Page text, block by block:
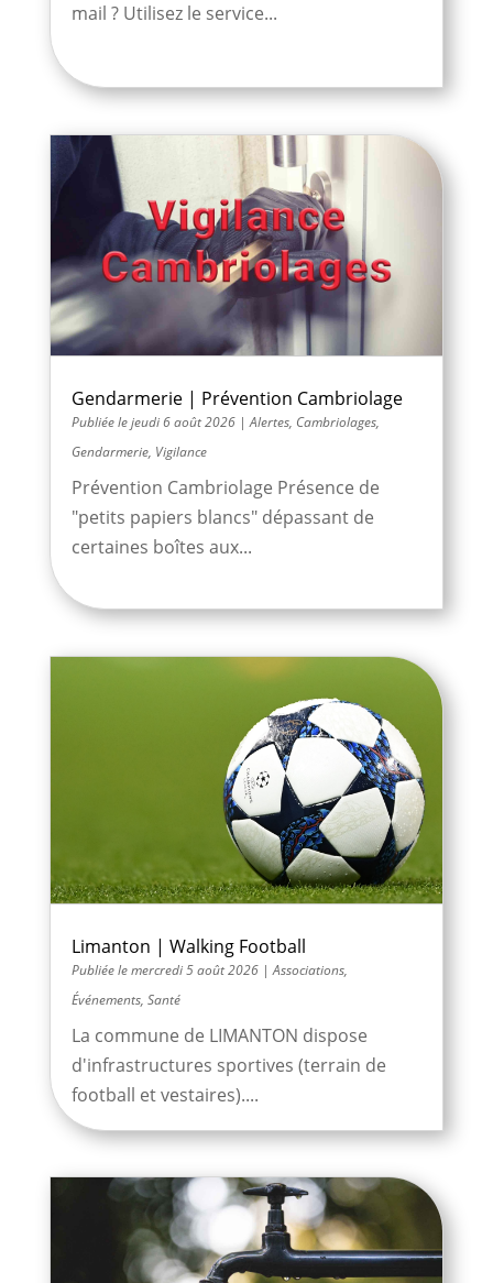
mail ? Utilisez le service...
Gendarmerie | Prévention Cambriolage
jeudi 6 août 2026|Alertes, Cambriolages,
Gendarmerie, Vigilance
Prévention Cambriolage Présence de
"petits papiers blancs" dépassant de
certaines boîtes aux...
Limanton | Walking Football
mercredi 5 août 2026|Associations,
Événements, Santé
La commune de LIMANTON dispose
d'infrastructures sportives (terrain de
football et vestaires)....